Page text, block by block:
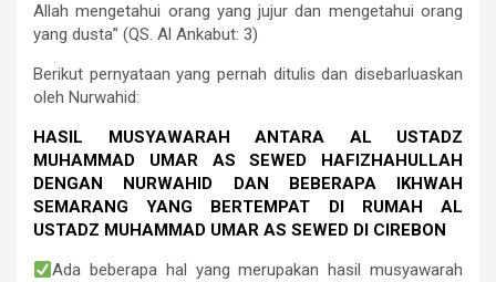
Allah mengetahui orang yang jujur dan mengetahui orang
yang dusta” (QS. Al Ankabut: 3)
Berikut pernyataan yang pernah ditulis dan disebarluaskan
oleh Nurwahid:
HASIL MUSYAWARAH ANTARA AL USTADZ
MUHAMMAD UMAR AS SEWED HAFIZHAHULLAH
DENGAN NURWAHID DAN BEBERAPA IKHWAH
SEMARANG YANG BERTEMPAT DI RUMAH AL
USTADZ MUHAMMAD UMAR AS SEWED DI CIREBON
Ada beberapa hal yang merupakan hasil musyawarah